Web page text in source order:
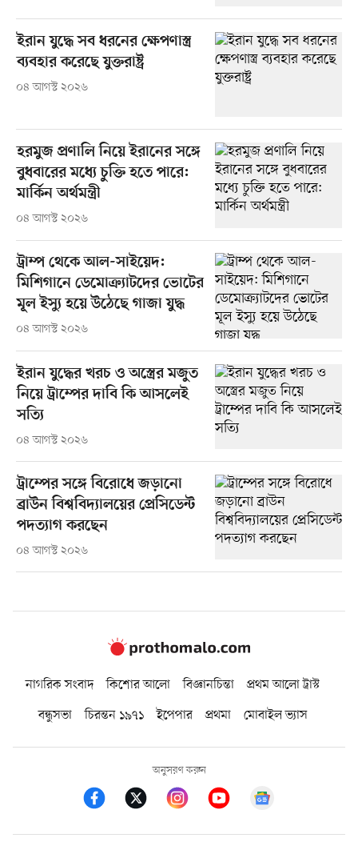
ইরান যুদ্ধে সব ধরনের ক্ষেপণাস্ত্র
ব্যবহার করেছে যুক্তরাষ্ট্র
০৪ আগস্ট ২০২৬
হরমুজ প্রণালি নিয়ে ইরানের সঙ্গে
বুধবারের মধ্যে চুক্তি হতে পারে:
মার্কিন অর্থমন্ত্রী
০৪ আগস্ট ২০২৬
ট্রাম্প থেকে আল-সাইয়েদ:
মিশিগানে ডেমোক্র্যাটদের ভোটের
মূল ইস্যু হয়ে উঠেছে গাজা যুদ্ধ
০৪ আগস্ট ২০২৬
ইরান যুদ্ধের খরচ ও অস্ত্রের মজুত
নিয়ে ট্রাম্পের দাবি কি আসলেই
সত্যি
০৪ আগস্ট ২০২৬
ট্রাম্পের সঙ্গে বিরোধে জড়ানো
ব্রাউন বিশ্ববিদ্যালয়ের প্রেসিডেন্ট
পদত্যাগ করছেন
০৪ আগস্ট ২০২৬
নাগরিক সংবাদ কিশোর আলো বিজ্ঞানচিন্তা
প্রথম আলো ট্রাস্ট
বন্ধুসভা
চিরন্তন ১৯৭১ ইপেপার প্রথমা মোবাইল ভ্যাস
অনুসরণ করুন